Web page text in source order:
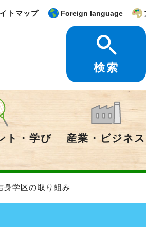
トマップ Foreign language
検索
ト・学び 産業・ビジネス
学区の取り組み